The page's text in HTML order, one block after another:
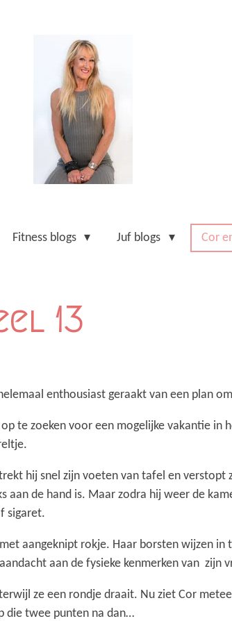
Fitness blogs Juf blogs Cor
13
enthousiast geraakt van een plan
te zoeken voor een mogelijke vakantie in
hij snel zijn voeten van tafel en
aan de hand is. Maar zodra hij weer de
sigaret.
aangeknipt rokje. Haar borsten wijzen in
aan de fysieke kenmerken van zijn
ze een rondje draait. Nu ziet Cor
die twee punten na dan…